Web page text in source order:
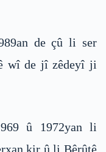
de çû li ser
wî de jî zêdeyî ji
û 1972yan li
kir û li Bêrûtê